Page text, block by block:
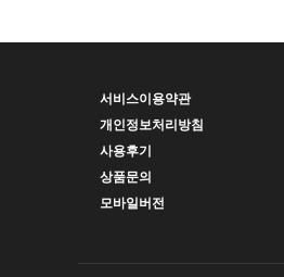
서비스이용약관
개인정보처리방침
사용후기
상품문의
모바일버전